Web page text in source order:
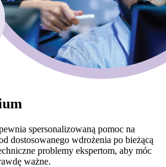
spersonalizowaną pomoc na
dostosowanego wdrożenia po bieżącą
problemy ekspertom, aby móc
ważne.